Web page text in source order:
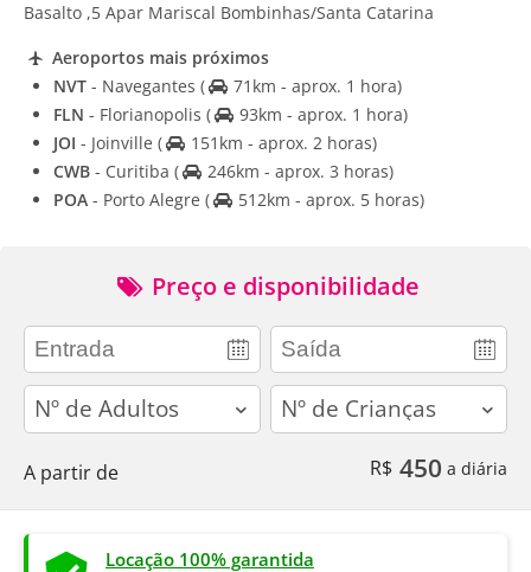
Basalto ,5 Apar Mariscal Bombinhas/Santa Catarina
Aeroportos mais próximos
NVT - Navegantes (
71km - aprox. 1 hora)
FLN - Florianopolis (
93km - aprox. 1 hora)
JOI - Joinville (
151km - aprox. 2 horas)
CWB - Curitiba (
246km - aprox. 3 horas)
POA - Porto Alegre ( 512km - aprox. 5 horas)
Preço e disponibilidade
adults children
A partir de R$ 450 a diária
Locação 100% garantida